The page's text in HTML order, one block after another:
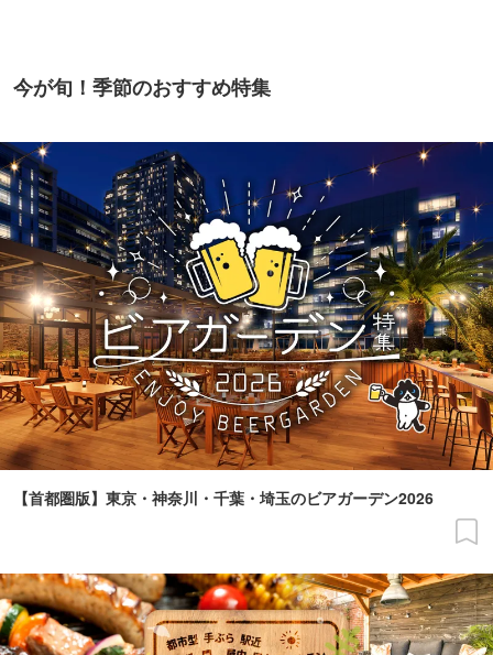
今が旬！季節のおすすめ特集
【首都圏版】東京・神奈川・千葉・埼玉のビアガーデン2026